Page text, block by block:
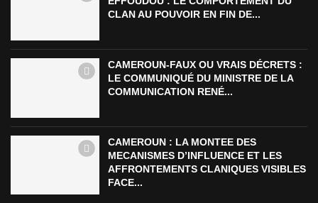
CLAN AU POUVOIR EN FIN DE...
CAMEROUN-FAUX OU VRAIS DÉCRETS :
LE COMMUNIQUÉ DU MINISTRE DE LA
COMMUNICATION RENÉ...
CAMEROUN : LA MONTEE DES
MECANISMES D’INFLUENCE ET LES
AFFRONTEMENTS CLANIQUES VISIBLES
FACE...